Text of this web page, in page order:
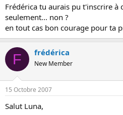
Frédérica tu aurais pu t'inscrire à
seulement... non ?
en tout cas bon courage pour ta
F frédérica
New Member
15 Octobre 2007
Salut Luna,